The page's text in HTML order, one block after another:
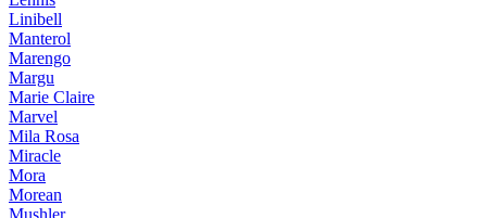
Linibell
Manterol
Marengo
Margu
Marie Claire
Marvel
Mila Rosa
Miracle
Mora
Morean